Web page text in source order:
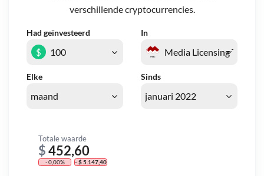
verschillende cryptocurrencies.
Had geïnvesteerd In
Elke Sinds
$
Totale waarde
$452,60
- 0,00% - $ 5.147,40